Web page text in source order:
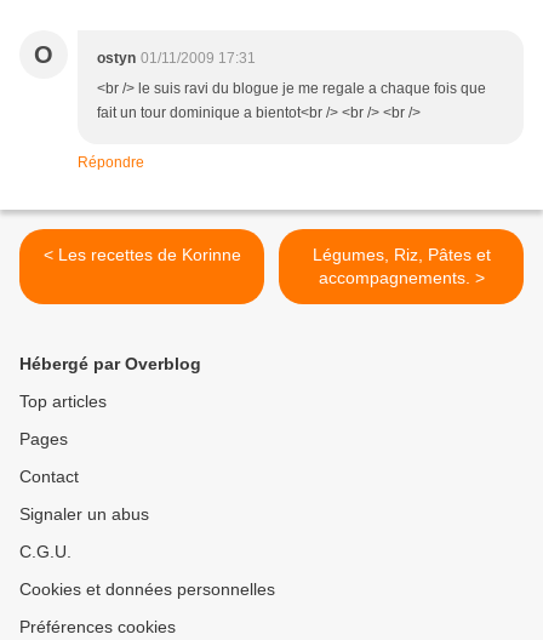
O ostyn 01/11/2009 17:31
<br /> le suis ravi du blogue je me regale a chaque fois que
fait un tour dominique a bientot<br /> <br /> <br />
Répondre
< Les recettes de Korinne
Légumes, Riz, Pâtes et
accompagnements. >
Hébergé par Overblog
Top articles
Pages
Contact
Signaler un abus
C.G.U.
Cookies et données personnelles
Préférences cookies